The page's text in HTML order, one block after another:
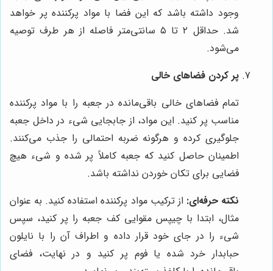
وجود داشته باشد که این فضا با مواد پرکننده پر خواهد
شد. حداقل ۲ تا ۵ سانتی‌متر فاصله از هر طرف توصیه
می‌شود.
پر کردن فضاهای خالی
تمام فضاهای خالی باقی‌مانده در جعبه را با مواد پرکننده
مناسب پر کنید. این مواد، از جابجایی شیء در داخل جعبه
جلوگیری کرده و هرگونه ضربه احتمالی را جذب می‌کنند.
اطمینان حاصل کنید که جعبه کاملاً پر شده و شیء هیچ
فضایی برای تکان خوردن نداشته باشد.
نکته حرفه‌ای: از ترکیب مواد پرکننده استفاده کنید. به عنوان
مثال، ابتدا با چیپس مقوایی کف جعبه را پر کنید، سپس
شیء را در جای خود قرار داده و اطراف آن را با نایلون
حبابدار خرد شده یا فوم پر کنید و در نهایت، فضای